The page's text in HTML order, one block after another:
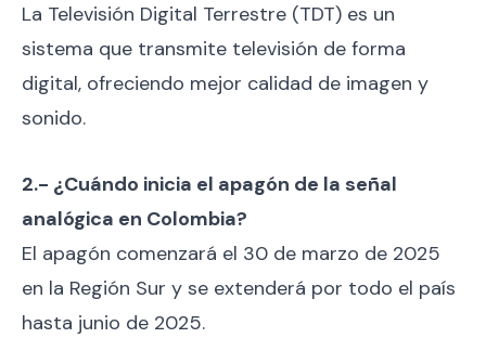
La Televisión Digital Terrestre (TDT) es un
sistema que transmite televisión de forma
digital, ofreciendo mejor calidad de imagen y
sonido.
2.- ¿Cuándo inicia el apagón de la señal
analógica en Colombia?
El apagón comenzará el 30 de marzo de 2025
en la Región Sur y se extenderá por todo el país
hasta junio de 2025.